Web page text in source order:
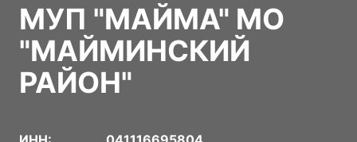
МУП "МАЙМА" МО
"МАЙМИНСКИЙ
РАЙОН"